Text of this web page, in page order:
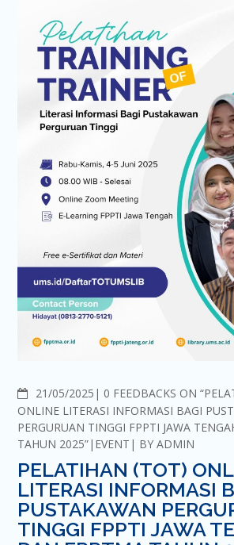
21/05/2025 COMMENTS
0 FEEDBACKS ON
ONLINE LITERASI INFORMASI BAGI
PERGURUAN TINGGI FPPTI JAWA
TAHUN 2025” EVENT BYADMIN
PELATIHAN (TOT)
LITERASI INFORMASI
PUSTAKAWAN
TINGGI FPPTI JAWA